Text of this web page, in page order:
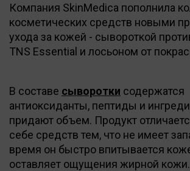
Компания SkinMedica пополнила
косметических средств новыми
ухода за кожей - сывороткой
TNS Essential и лосьоном от
В составе сыворотки содержатся
антиоксиданты, пептиды и
придают объем. Продукт
себе средств тем, что не имеет
время он быстро впитывается
оставляет ощущения жирной кожи.